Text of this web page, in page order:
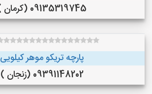
09135319745 (کرمان )
پارچه تریکو موهر کیلویی
09391148202 (زنجان )